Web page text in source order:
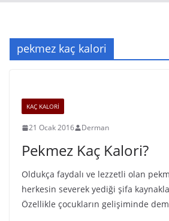
pekmez kaç kalori
KAÇ KALORİ
21 Ocak 2016 Derman
Pekmez Kaç Kalori?
Oldukça faydalı ve lezzetli olan
herkesin severek yediği şifa
Özellikle çocukların gelişiminde